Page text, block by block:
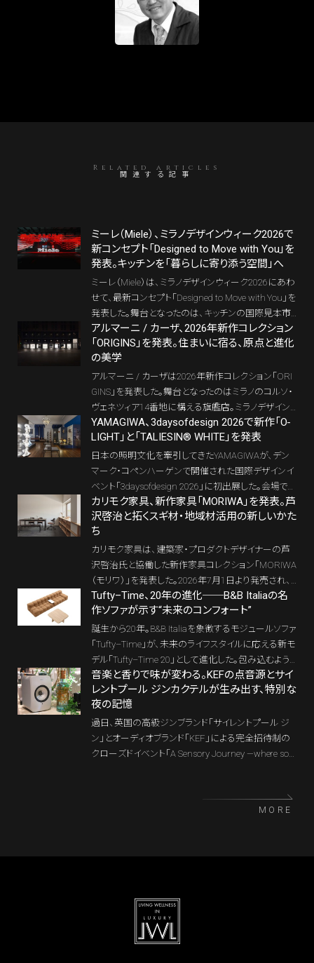
Related articles
関連する記事
ミーレ（Miele）、ミラノデザインウィーク2026で
新コンセプト「Designed to Move with You」を
発表。キッチンを「暮らしに寄り添う空間」へ
ミーレ（Miele）は、ミラノデザインウィーク2026にあわ
せて、最新コンセプト「Designed to Move with You」を
発表した。舞台となったのは、キッチンの国際見本市
「EuroCucina」と、ブレラ・デザイン地区のMiele Experi
ence Center。キッチンを単なる調理設備としてでは
なく、日々のリズムや住まい方の変化に応答しなが
ら、人の暮らしに静かに寄り添う「つながりのあるリ
ビング空間」として再定義する姿が見えてきた。
アルマーニ / カーザ、2026年新作コレクション
「ORIGINS」を発表。住まいに宿る、原点と進化
の美学
アルマーニ / カーザは2026年新作コレクション「ORI
GINS」を発表した。舞台となったのはミラノのコルソ・
ヴェネツィア14番地に構える旗艦店。ミラノデザイン
ウィークの文脈の中で披露された本コレクションは、
単なる新作家具の発表ではなく、アルマーニ / カーザ
が長年にわたり磨いてきた住空間への思想を、アイコ
ンと新作の対話として立ち上げる展示となっている。
YAMAGIWA、3daysofdesign 2026で新作「O-
LIGHT」と「TALIESIN® WHITE」を発表
日本の照明文化を牽引してきたYAMAGIWAが、デン
マーク・コペンハーゲンで開催された国際デザインイ
ベント「3daysofdesign 2026」に初出展した。会場で
は、日本の伝統的な木工技術「曲げわっぱ」に着想を
得た新作「O-LIGHT」と、フランク・ロイド・ライトの名
作照明シリーズに新たな表情を与える「TALIESIN®
WHITE」を発表。光を、単なる明るさではなく、空間の
情緒や建築との関係性をつくる要素として捉えてきた
YAMAGIWAの姿勢を、国際的なデザインシーンへと
示した。
カリモク家具、新作家具「MORIWA」を発表。芦
沢啓治と拓くスギ材・地域材活用の新しいかた
ち
カリモク家具は、建築家・プロダクトデザイナーの芦
沢啓治氏と協働した新作家具コレクション「MORIWA
（モリワ）」を発表した。2026年7月1日より発売され、7
月上旬から全国のカリモク家具ショールームで順次
展示される予定だ。広葉樹を中心に家具づくりを続
けてきた同社にとって、スギを主材とする初のコレク
ションとなる。
Tufty–Time、20年の進化──B&B Italiaの名
作ソファが示す“未来のコンフォート”
誕生から20年。B&B Italiaを象徴するモジュールソファ
「Tufty–Time」が、未来のライフスタイルに応える新モ
デル「Tufty–Time 20」として進化した。包み込むよう
な快適さ、柔軟な構成力、循環型デザイン——そのす
べてが刷新された本作が、大阪で先行特別展示され
る。イタリアンモダンの到達点を、空間の中で体感し
たい。
音楽と香りで味が変わる。KEFの点音源とサイ
レントプール ジンカクテルが生み出す、特別な
夜の記憶
過日、英国の高級ジンブランド「サイレントプール ジ
ン」とオーディオブランド「KEF」による完全招待制の
クローズドイベント「A Sensory Journey —where sou
MORE